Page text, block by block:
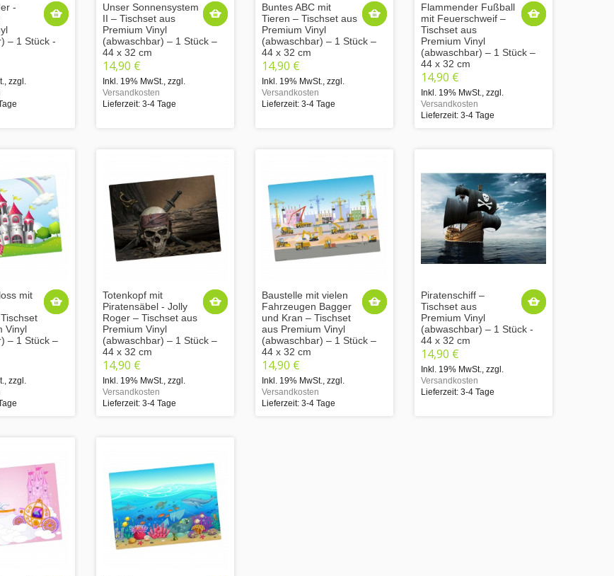
-
– 1 Stück -
zzgl.
Unser Sonnensystem
II – Tischset aus
Premium Vinyl
(abwaschbar) – 1 Stück –
44 x 32 cm
14,90 €
Inkl. 19% MwSt. zzgl.
Versandkosten
Lieferzeit: 3-4 Tage
Buntes ABC mit
Tieren – Tischset aus
Premium Vinyl
(abwaschbar) – 1 Stück –
44 x 32 cm
14,90 €
Inkl. 19% MwSt. zzgl.
Versandkosten
Lieferzeit: 3-4 Tage
Flammender Fußball
mit Feuerschweif –
Tischset aus
Premium Vinyl
(abwaschbar) – 1 Stück –
44 x 32 cm
14,90 €
Inkl. 19% MwSt. zzgl.
Versandkosten
Lieferzeit: 3-4 Tage
mit
Vinyl
– 1 Stück –
zzgl.
Totenkopf mit
Piratensäbel - Jolly
Roger – Tischset aus
Premium Vinyl
(abwaschbar) – 1 Stück –
44 x 32 cm
14,90 €
Inkl. 19% MwSt. zzgl.
Versandkosten
Lieferzeit: 3-4 Tage
Baustelle mit vielen
Fahrzeugen Bagger
und Kran – Tischset
aus Premium Vinyl
(abwaschbar) – 1 Stück –
44 x 32 cm
14,90 €
Inkl. 19% MwSt. zzgl.
Versandkosten
Lieferzeit: 3-4 Tage
Piratenschiff –
Tischset aus
Premium Vinyl
(abwaschbar) – 1 Stück -
44 x 32 cm
14,90 €
Inkl. 19% MwSt. zzgl.
Versandkosten
Lieferzeit: 3-4 Tage